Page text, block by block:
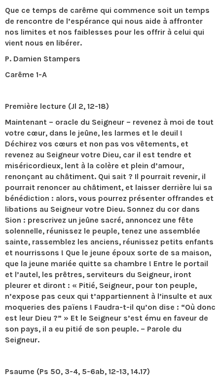
Que ce temps de carême qui commence soit un temps
de rencontre de l’espérance qui nous aide à affronter
nos limites et nos faiblesses pour les offrir à celui qui
vient nous en libérer.
P. Damien Stampers
Carême 1-A
Première lecture (Jl 2, 12-18)
Maintenant – oracle du Seigneur – revenez à moi de tout
votre cœur, dans le jeûne, les larmes et le deuil !
Déchirez vos cœurs et non pas vos vêtements, et
revenez au Seigneur votre Dieu, car il est tendre et
miséricordieux, lent à la colère et plein d’amour,
renonçant au châtiment. Qui sait ? Il pourrait revenir, il
pourrait renoncer au châtiment, et laisser derrière lui sa
bénédiction : alors, vous pourrez présenter offrandes et
libations au Seigneur votre Dieu. Sonnez du cor dans
Sion : prescrivez un jeûne sacré, annoncez une fête
solennelle, réunissez le peuple, tenez une assemblée
sainte, rassemblez les anciens, réunissez petits enfants
et nourrissons ! Que le jeune époux sorte de sa maison,
que la jeune mariée quitte sa chambre ! Entre le portail
et l’autel, les prêtres, serviteurs du Seigneur, iront
pleurer et diront : « Pitié, Seigneur, pour ton peuple,
n’expose pas ceux qui t’appartiennent à l’insulte et aux
moqueries des païens ! Faudra-t-il qu’on dise : “Où donc
est leur Dieu ?” » Et le Seigneur s’est ému en faveur de
son pays, il a eu pitié de son peuple. – Parole du
Seigneur.
Psaume (Ps 50, 3-4, 5-6ab, 12-13, 14.17)